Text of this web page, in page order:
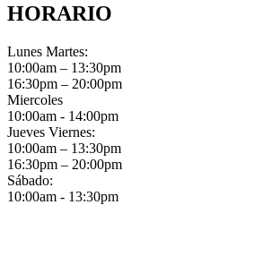
HORARIO
Lunes Martes:
10:00am – 13:30pm
16:30pm – 20:00pm
Miercoles
10:00am - 14:00pm
Jueves Viernes:
10:00am – 13:30pm
16:30pm – 20:00pm
Sábado:
10:00am - 13:30pm